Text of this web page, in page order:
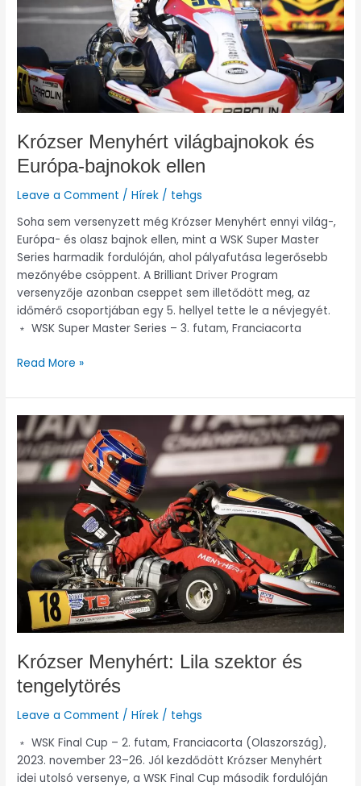
Krózser Menyhért világbajnokok és
Európa-bajnokok ellen
Leave a Comment /Hírek / tehgs
Soha sem versenyzett még Krózser Menyhért ennyi világ-,
Európa- és olasz bajnok ellen, mint a WSK Super Master
Series harmadik fordulóján, ahol pályafutása legerősebb
mezőnyébe csöppent. A Brilliant Driver Program
versenyzője azonban cseppet sem illetődött meg, az
időmérő csoportjában egy 5. hellyel tette le a névjegyét.
﹡ WSK Super Master Series – 3. futam, Franciacorta
ellen
Read More »
Krózser Menyhért: Lila szektor és
tengelytörés
Leave a Comment /Hírek / tehgs
﹡ WSK Final Cup – 2. futam, Franciacorta (Olaszország),
2023. november 23–26. Jól kezdődött Krózser Menyhért
idei utolsó versenye, a WSK Final Cup második fordulóján
Krózser
Menyhért:
Lila
szektor
és
tengelytörés